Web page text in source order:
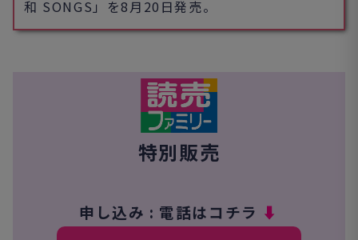
和 SONGS」を8月20日発売。
特別販売
申し込み : 電話はコチラ ⬇︎